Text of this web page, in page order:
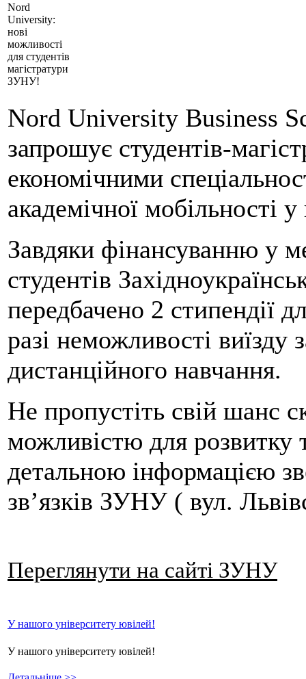
Nord
University:
нові
можливості
для студентів
магістратури
ЗУНУ!
Nord University Business
запрошує студентів-
економічними
академічної мобільності
Завдяки фінансуванню у
студентів
передбачено 2 стипендії
разі неможливості
дистанційного навчання.
Не пропустіть свій шанс
можливістю для розвитку
детальною інформацією
зв’язків ЗУНУ ( вул.
Переглянути на сайті ЗУНУ
У нашого університету ювілей!
У нашого університету ювілей!